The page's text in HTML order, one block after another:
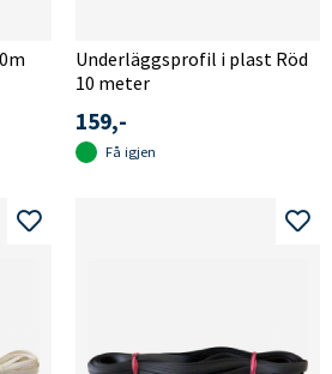
Underläggsprofil i plast Röd
10 meter
159,-
Få igjen